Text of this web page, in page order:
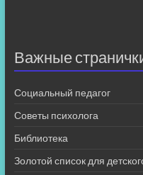
Важные
Социальный педагог
Советы психолога
Библиотека
Золотой список для